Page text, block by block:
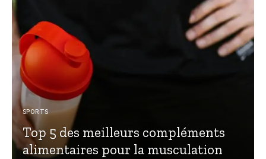
SPORTS
Top 5 des meilleurs compléments
alimentaires pour la musculation